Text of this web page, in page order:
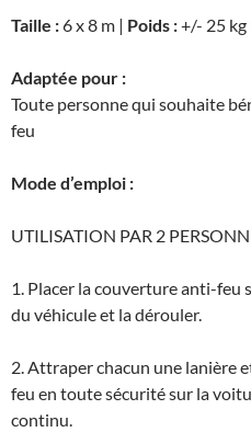
Taille :6 x 8 m | Poids :+/- 25 kg
Adaptée pour :
Toute personne qui souhaite
feu
Mode d’emploi :
UTILISATION PAR 2
1. Placer la couverture anti-feu
du véhicule et la dérouler.
2. Attraper chacun une lanière
feu en toute sécurité sur la
continu.